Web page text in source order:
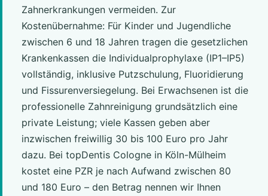
Zahnerkrankungen vermeiden. Zur
Kostenübernahme: Für Kinder und Jugendliche
zwischen 6 und 18 Jahren tragen die gesetzlichen
Krankenkassen die Individualprophylaxe (IP1–IP5)
vollständig, inklusive Putzschulung, Fluoridierung
und Fissurenversiegelung. Bei Erwachsenen ist die
professionelle Zahnreinigung grundsätzlich eine
private Leistung; viele Kassen geben aber
inzwischen freiwillig 30 bis 100 Euro pro Jahr
dazu. Bei topDentis Cologne in Köln-Mülheim
kostet eine PZR je nach Aufwand zwischen 80
und 180 Euro – den Betrag nennen wir Ihnen